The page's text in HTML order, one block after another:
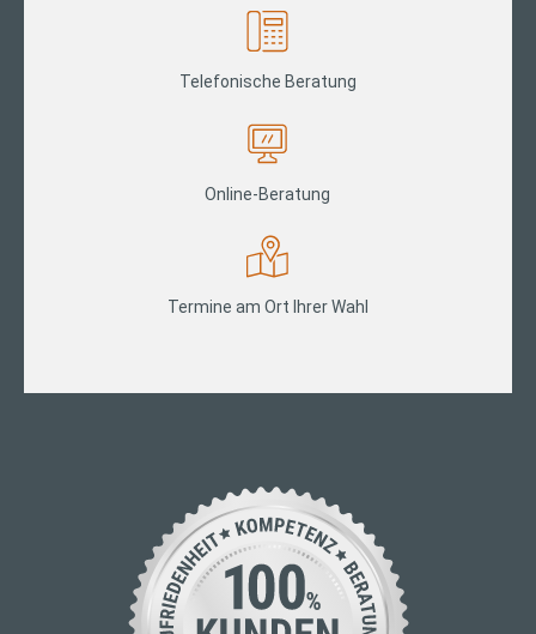
Telefonische Beratung
Online-Beratung
Termine am Ort Ihrer Wahl